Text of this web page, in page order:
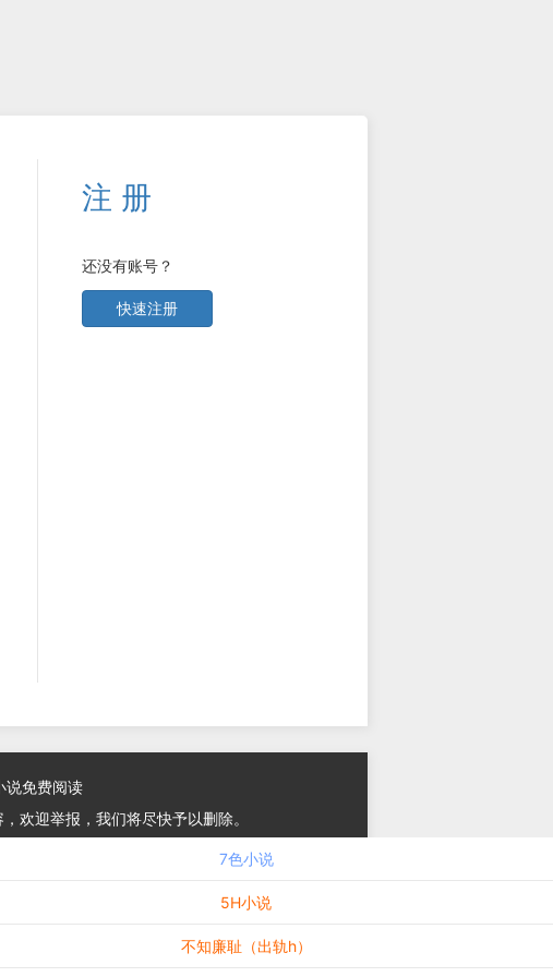
注 册
还没有账号？
快速注册
说免费阅读
欢迎举报，我们将尽快予以删除。
7色小说
5H小说
不知廉耻（出轨h）